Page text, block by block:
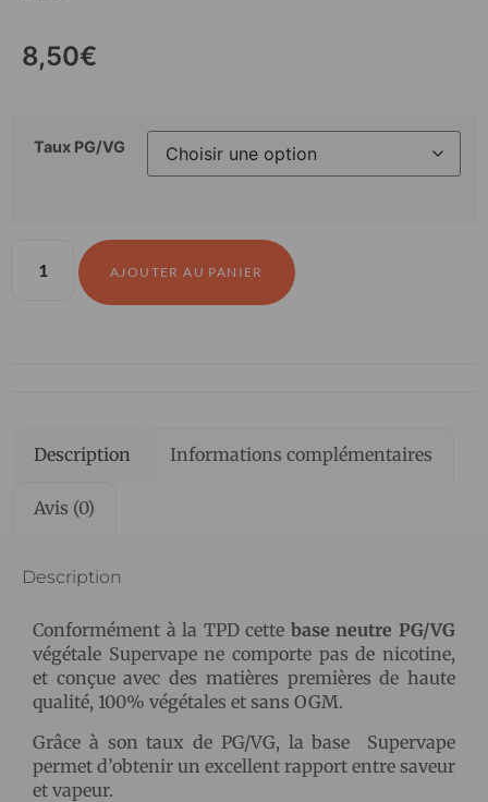
8,50€
Taux PG/VG
AJOUTER AU PANIER
Description Informations complémentaires
Avis (0)
Description
Conformément à la TPD cette base neutre PG/VG
végétale Supervape ne comporte pas de nicotine,
et conçue avec des matières premières de haute
qualité, 100% végétales et sans OGM.
Grâce à son taux de PG/VG, la base Supervape
permet d’obtenir un excellent rapport entre saveur
et vapeur.